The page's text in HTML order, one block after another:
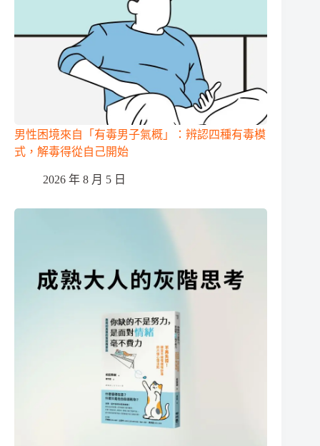
男性困境來自「有毒男子氣概」：辨認四種有毒模
式，解毒得從自己開始
2026 年 8 月 5 日